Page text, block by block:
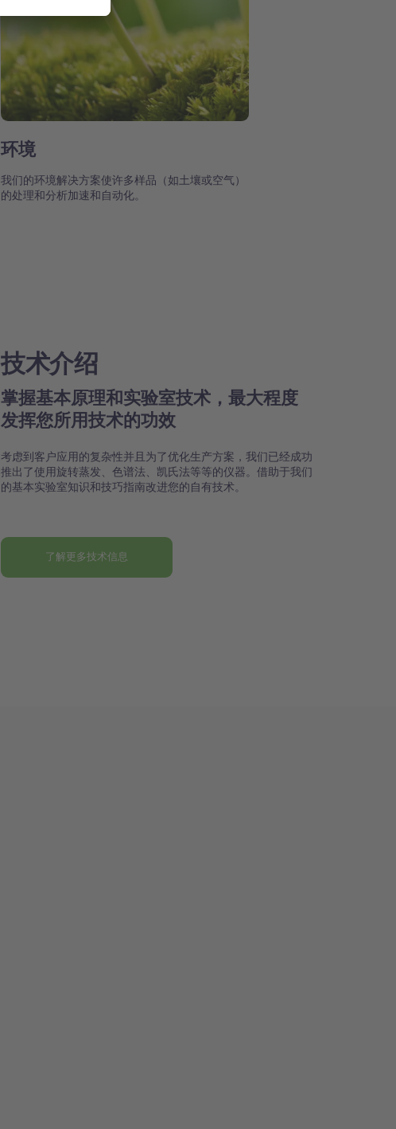
环境
我们的环境解决方案使许多样品（如土壤或空气）
的处理和分析加速和自动化。
技术介绍
掌握基本原理和实验室技术，最大程度
发挥您所用技术的功效
考虑到客户应用的复杂性并且为了优化生产方案，我们已经成功
推出了使用旋转蒸发、色谱法、凯氏法等等的仪器。借助于我们
的基本实验室知识和技巧指南改进您的自有技术。
了解更多技术信息